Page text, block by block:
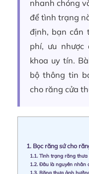
nhanh chóng
để tình trạng
định, bạn cần
phí, ưu nhược
khoa uy tín.
bộ thông tin
cho răng cửa
1. Bọc răng sứ cho
1.1. Tình trạng răng thưa
1.2. Đâu là nguyên nhân
1.3. Răng thưa ảnh